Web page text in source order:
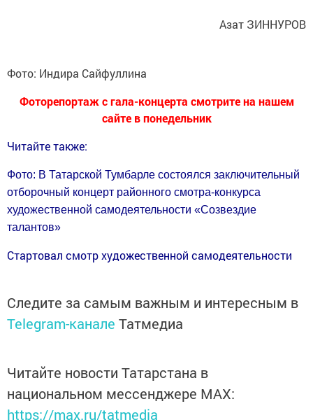
Азат ЗИННУРОВ
Фото: Индира Сайфуллина
Фоторепортаж с гала-концерта смотрите на нашем
сайте в понедельник
Читайте также:
Фото: В Татарской Тумбарле состоялся заключительный
отборочный концерт районного смотра-конкурса
художественной самодеятельности «Созвездие
талантов»
Стартовал смотр художественной самодеятельности
Следите за самым важным и интересным в
Telegram-канале Татмедиа
Читайте новости Татарстана в
национальном мессенджере MАХ:
https://max.ru/tatmedia